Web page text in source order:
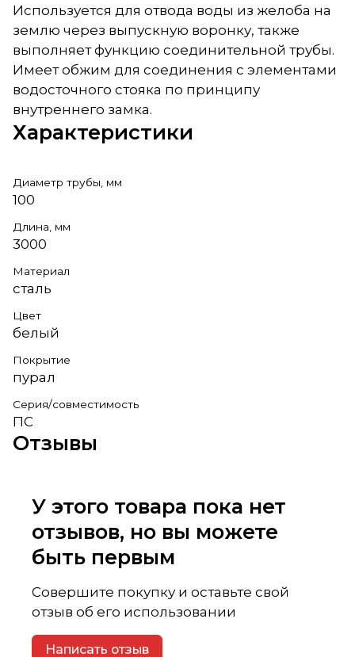
Используется для отвода воды из желоба на
землю через выпускную воронку, также
выполняет функцию соединительной трубы.
Имеет обжим для соединения с элементами
водосточного стояка по принципу
внутреннего замка.
Характеристики
Диаметр трубы, мм
100
Длина, мм
3000
Материал
сталь
Цвет
белый
Покрытие
пурал
Серия/совместимость
ПС
Отзывы
У этого товара пока нет
отзывов, но вы можете
быть первым
Совершите покупку и оставьте свой
отзыв об его использовании
Написать отзыв